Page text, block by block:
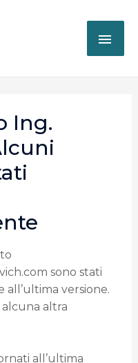
Ing.
sono stati
versione.
altra
all’ultima